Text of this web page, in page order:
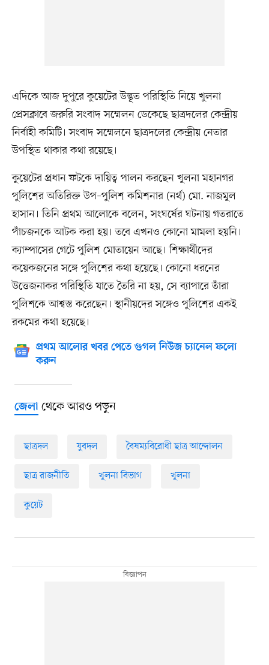
এদিকে আজ দুপুরে কুয়েটের উদ্ভূত পরিস্থিতি নিয়ে খুলনা
প্রেসক্লাবে জরুরি সংবাদ সম্মেলন ডেকেছে ছাত্রদলের কেন্দ্রীয়
নির্বাহী কমিটি। সংবাদ সম্মেলনে ছাত্রদলের কেন্দ্রীয় নেতার
উপস্থিত থাকার কথা রয়েছে।
কুয়েটের প্রধান ফটকে দায়িত্ব পালন করছেন খুলনা মহানগর
পুলিশের অতিরিক্ত উপ–পুলিশ কমিশনার (নর্থ) মো. নাজমুল
হাসান। তিনি প্রথম আলোকে বলেন, সংঘর্ষের ঘটনায় গতরাতে
পাঁচজনকে আটক করা হয়। তবে এখনও কোনো মামলা হয়নি।
ক্যাম্পাসের গেটে পুলিশ মোতায়েন আছে। শিক্ষার্থীদের
কয়েকজনের সঙ্গে পুলিশের কথা হয়েছে। কোনো ধরনের
উত্তেজনাকর পরিস্থিতি যাতে তৈরি না হয়, সে ব্যাপারে তাঁরা
পুলিশকে আশ্বস্ত করেছেন। স্থানীয়দের সঙ্গেও পুলিশের একই
রকমের কথা হয়েছে।
প্রথম আলোর খবর পেতে গুগল নিউজ চ্যানেল ফলো
করুন
জেলাথেকে আরও পড়ুন
ছাত্রদল যুবদল বৈষম্যবিরোধী ছাত্র আন্দোলন
ছাত্র রাজনীতি খুলনা বিভাগ খুলনা
কুয়েট